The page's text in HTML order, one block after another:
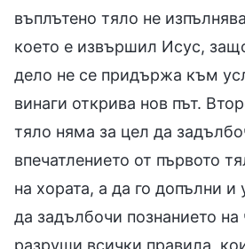
въплътено тяло не
което е извършил Исус,
дело не се придържа към
винаги открива нов път.
тяло няма за цел да
впечатлението от първото
на хората, а да го допълни
да задълбочи познанието на
разруши всички правила,